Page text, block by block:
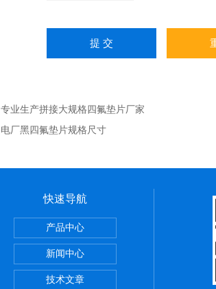
专业生产拼接大规格四氟垫片厂家
电厂黑四氟垫片规格尺寸
瓷布用途
维带供应商
快速导航
产品中心
新闻中心
技术文章